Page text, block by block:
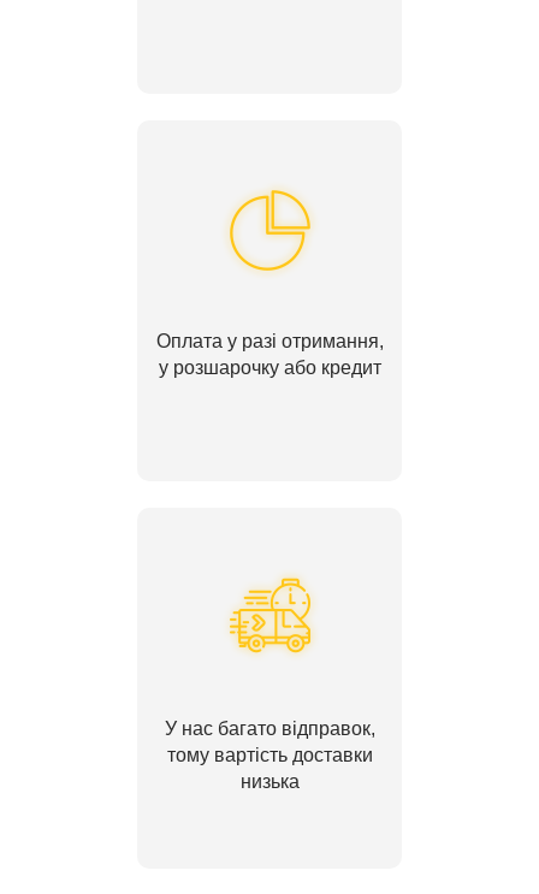
Оплата у разі отримання,
у розшарочку або кредит
У нас багато відправок,
тому вартість доставки
низька